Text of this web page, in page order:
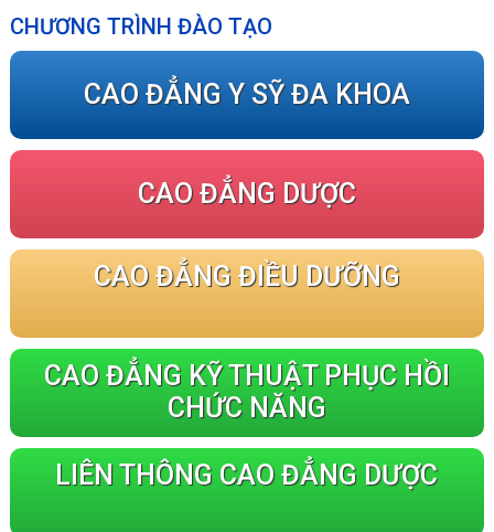
CHƯƠNG TRÌNH ĐÀO TẠO
CAO ĐẲNG Y SỸ ĐA KHOA
CAO ĐẲNG DƯỢC
CAO ĐẲNG ĐIỀU DƯỠNG
CAO ĐẲNG KỸ THUẬT PHỤC HỒI
CHỨC NĂNG
LIÊN THÔNG CAO ĐẲNG DƯỢC